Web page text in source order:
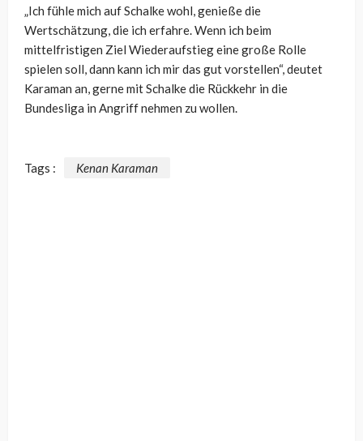
„Ich fühle mich auf Schalke wohl, genieße die
Wertschätzung, die ich erfahre. Wenn ich beim
mittelfristigen Ziel Wiederaufstieg eine große Rolle
spielen soll, dann kann ich mir das gut vorstellen“, deutet
Karaman an, gerne mit Schalke die Rückkehr in die
Bundesliga in Angriff nehmen zu wollen.
Tags : Kenan Karaman